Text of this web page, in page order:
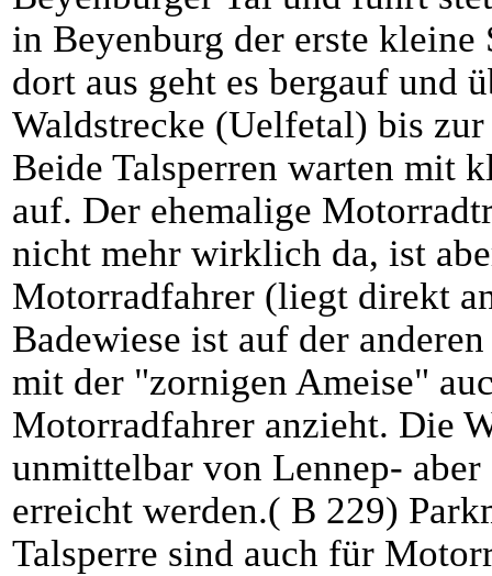
in Beyenburg der erste kleine
dort aus geht es bergauf und
Waldstrecke (Uelfetal) bis
Beide Talsperren warten mit
auf. Der ehemalige
nicht mehr wirklich da, ist
Motorradfahrer (liegt direkt
Badewiese ist auf der
mit der "zornigen Ameise"
Motorradfahrer anzieht. Die
unmittelbar von Lennep-
erreicht werden.( B 229)
Talsperre sind auch für